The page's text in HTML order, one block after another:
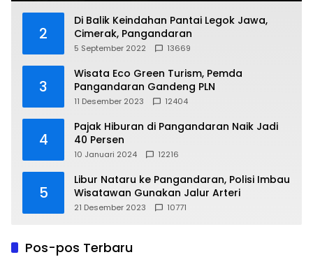
2
Di Balik Keindahan Pantai Legok Jawa,
Cimerak, Pangandaran
5 September 2022 13669
3
Wisata Eco Green Turism, Pemda
Pangandaran Gandeng PLN
11 Desember 2023 12404
4
Pajak Hiburan di Pangandaran Naik Jadi
40 Persen
10 Januari 2024 12216
5
Libur Nataru ke Pangandaran, Polisi Imbau
Wisatawan Gunakan Jalur Arteri
21 Desember 2023 10771
Pos-pos Terbaru